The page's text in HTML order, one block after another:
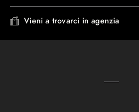
Vieni a trovarci in agenzia